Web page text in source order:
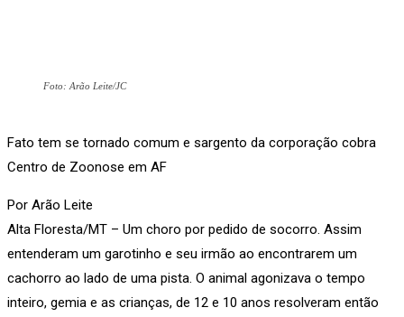
Foto: Arão Leite/JC
Fato tem se tornado comum e sargento da corporação cobra
Centro de Zoonose em AF
Por Arão Leite
Alta Floresta/MT – Um choro por pedido de socorro. Assim
entenderam um garotinho e seu irmão ao encontrarem um
cachorro ao lado de uma pista. O animal agonizava o tempo
inteiro, gemia e as crianças, de 12 e 10 anos resolveram então